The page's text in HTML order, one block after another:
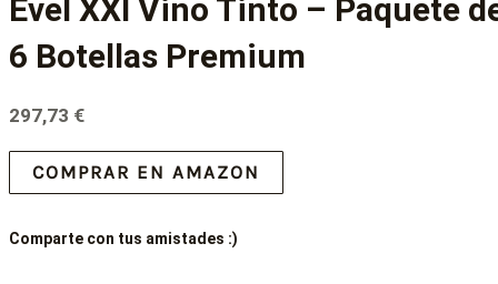
Evel XXI Vino Tinto – Paquete
6 Botellas Premium
297,73 €
COMPRAR EN AMAZON
Comparte con tus amistades :)